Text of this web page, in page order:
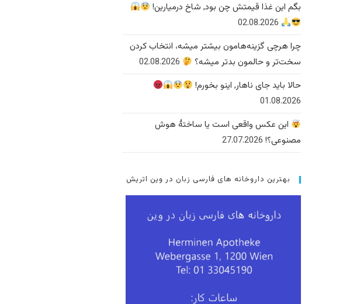
بگم این غذا قیمتش چن بود, شاخ درمیارین!
02.08.2026
چرا هرچی گزینه‌هامون بیشتر میشه، انتخاب کردن
سخت‌تر و حالمون بدتر میشه؟
02.08.2026
حالا باید جای ناهار, اینو بخورم!
01.08.2026
این عکس واقعی است یا ساختهٔ هوش
مصنوعی؟! 27.07.2026
بهترین داروخانه های فارسی زبان در وین اتریش